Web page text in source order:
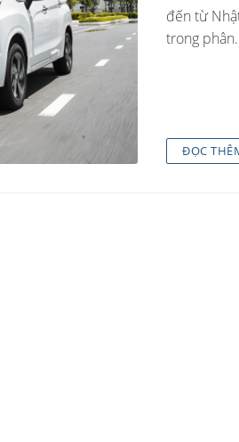
đến từ
trong
ĐỌC